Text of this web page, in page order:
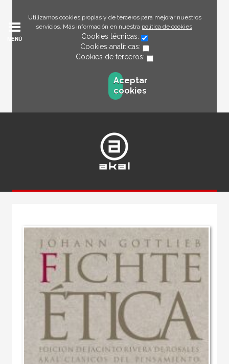
Utilizamos cookies propias y de terceros para mejorar nuestros
servicios. Más información en nuestra política de cookies.
Cookies técnicas:
Cookies analíticas:
Cookies de terceros:
Aceptar
cookies
MENÚ